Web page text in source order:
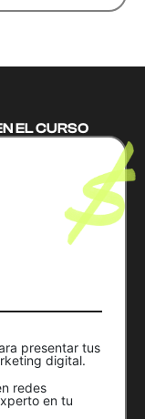
EL CURSO
presentar tus
digital.
redes
en tu